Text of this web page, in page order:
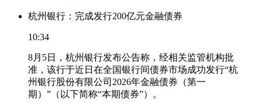
杭州银行：完成发行200亿元金融债券
10:34
8月5日，杭州银行发布公告称，经相关监管机构批
准，该行于近日在全国银行间债券市场成功发行“杭
州银行股份有限公司2026年金融债券（第一
期）”（以下简称“本期债券”）。